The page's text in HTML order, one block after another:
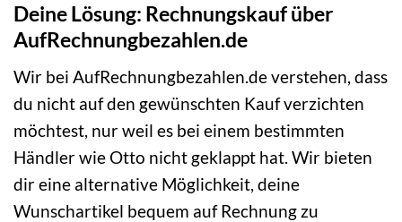
Deine Lösung: Rechnungskauf über
AufRechnungbezahlen.de
Wir bei AufRechnungbezahlen.de verstehen, dass
du nicht auf den gewünschten Kauf verzichten
möchtest, nur weil es bei einem bestimmten
Händler wie Otto nicht geklappt hat. Wir bieten
dir eine alternative Möglichkeit, deine
Wunschartikel bequem auf Rechnung zu